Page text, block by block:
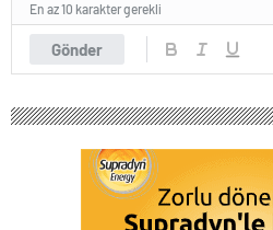
Gönder
En az 10 karakter gerekli